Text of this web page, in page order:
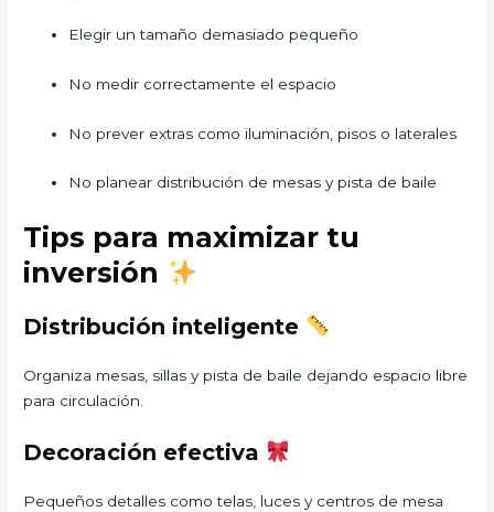
Elegir un tamaño demasiado pequeño
No medir correctamente el espacio
No prever extras como iluminación, pisos o laterales
No planear distribución de mesas y pista de baile
Tips para maximizar tu
inversión
Distribución inteligente
Organiza mesas, sillas y pista de baile dejando espacio libre
para circulación.
Decoración efectiva
Pequeños detalles como telas, luces y centros de mesa